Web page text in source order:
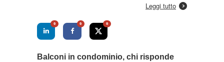
Leggi tutto
0 0 0
Balconi in condominio, chi risponde